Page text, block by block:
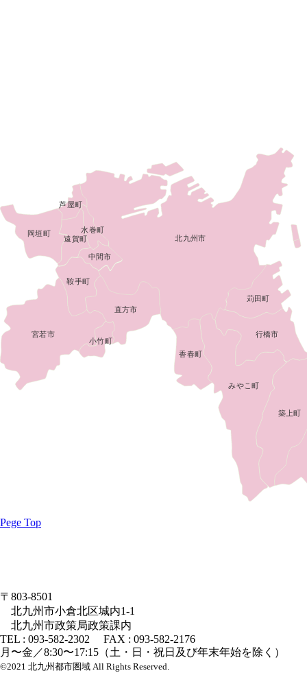
苅田町
行橋市
北九州市
築上町
みやこ町
香春町
直方市
小竹町
宮若市
鞍手町
中間市
水巻町
遠賀町
岡垣町
芦屋町
Pege Top
〒803-8501
北九州市小倉北区城内1-1
北九州市政策局政策課内
TEL : 093-582-2302 FAX : 093-582-2176
月〜金／8:30〜17:15（土・日・祝日及び年末年始を除く）
©2021 北九州都市圏域 All Rights Reserved.